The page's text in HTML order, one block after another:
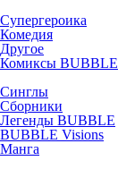
Супергероика
Комедия
Другое
Комиксы BUBBLE
Синглы
Сборники
Легенды BUBBLE
BUBBLE Visions
Манга